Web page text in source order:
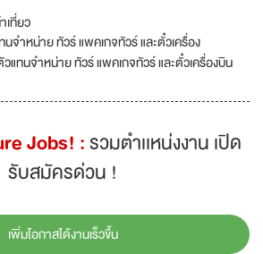
เที่ยว
นจำหน่าย ทัวร์ แพคเกจทัวร์ และตั๋วเครื่อง
แทนจำหน่าย ทัวร์ แพคเกจทัวร์ และตั๋วเครื่องบิน
Jobs! :รวมตำเเหน่งงาน เปิด
รับสมัครด่วน !
เพิ่มโอกาสได้งานเร็วขึ้น